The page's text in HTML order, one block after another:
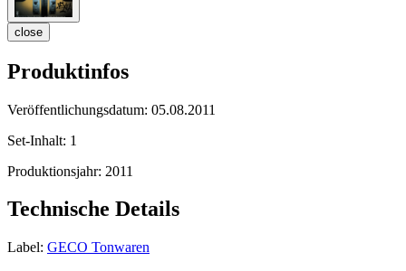
close
Produktinfos
Veröffentlichungsdatum: 05.08.2011
Set-Inhalt: 1
Produktionsjahr: 2011
Technische Details
Label: GECO Tonwaren